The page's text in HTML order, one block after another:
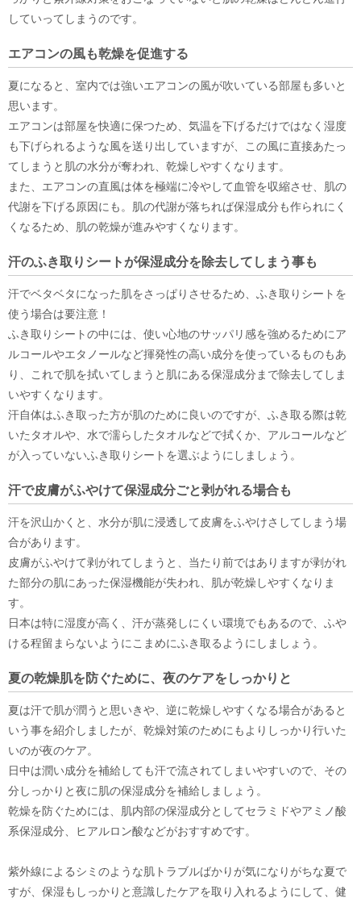
していってしまうのです。
エアコンの風も乾燥を促進する
夏になると、室内では強いエアコンの風が吹いている部屋も多いと
思います。
エアコンは部屋を快適に保つため、気温を下げるだけではなく湿度
も下げられるような風を送り出していますが、この風に直接あたっ
てしまうと肌の水分が奪われ、乾燥しやすくなります。
また、エアコンの直風は体を極端に冷やして血管を収縮させ、肌の
代謝を下げる原因にも。肌の代謝が落ちれば保湿成分も作られにく
くなるため、肌の乾燥が進みやすくなります。
汗のふき取りシートが保湿成分を除去してしまう事も
汗でベタベタになった肌をさっぱりさせるため、ふき取りシートを
使う場合は要注意！
ふき取りシートの中には、使い心地のサッパリ感を強めるためにア
ルコールやエタノールなど揮発性の高い成分を使っているものもあ
り、これで肌を拭いてしまうと肌にある保湿成分まで除去してしま
いやすくなります。
汗自体はふき取った方が肌のために良いのですが、ふき取る際は乾
いたタオルや、水で濡らしたタオルなどで拭くか、アルコールなど
が入っていないふき取りシートを選ぶようにしましょう。
汗で皮膚がふやけて保湿成分ごと剥がれる場合も
汗を沢山かくと、水分が肌に浸透して皮膚をふやけさしてしまう場
合があります。
皮膚がふやけて剥がれてしまうと、当たり前ではありますが剥がれ
た部分の肌にあった保湿機能が失われ、肌が乾燥しやすくなりま
す。
日本は特に湿度が高く、汗が蒸発しにくい環境でもあるので、ふや
ける程留まらないようにこまめにふき取るようにしましょう。
夏の乾燥肌を防ぐために、夜のケアをしっかりと
夏は汗で肌が潤うと思いきや、逆に乾燥しやすくなる場合があると
いう事を紹介しましたが、乾燥対策のためにもよりしっかり行いた
いのが夜のケア。
日中は潤い成分を補給しても汗で流されてしまいやすいので、その
分しっかりと夜に肌の保湿成分を補給しましょう。
乾燥を防ぐためには、肌内部の保湿成分としてセラミドやアミノ酸
系保湿成分、ヒアルロン酸などがおすすめです。
紫外線によるシミのような肌トラブルばかりが気になりがちな夏で
すが、保湿もしっかりと意識したケアを取り入れるようにして、健